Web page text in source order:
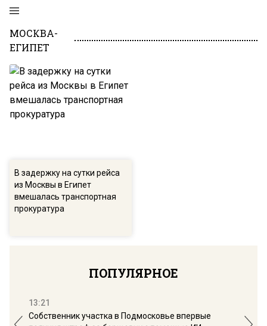
МОСКВА-
ЕГИПЕТ
В задержку на сутки рейса
из Москвы в Египет
вмешалась транспортная
прокуратура
ПОПУЛЯРНОЕ
13:21
Собственник участка в Подмосковье впервые